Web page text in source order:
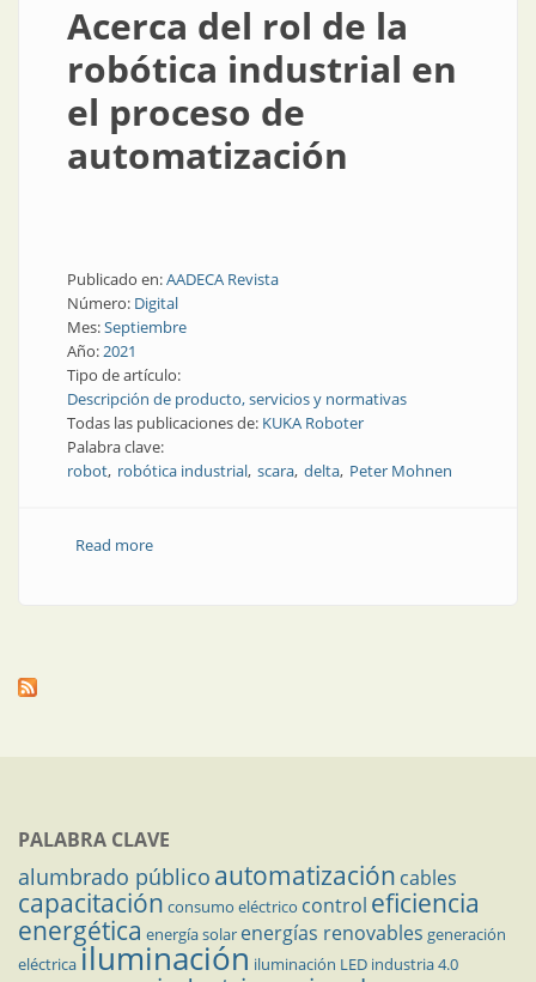
Acerca del rol de la
robótica industrial en
el proceso de
automatización
Publicado en:AADECA Revista
Número: Digital
Mes:Septiembre
Año:2021
Tipo de artículo:
Descripción de producto, servicios y normativas
Todas las publicaciones de: KUKA Roboter
Palabra clave:
robot robótica industrial scara delta Peter Mohnen
Read moreabout Acerca del rol de la robótica industrial en el
PALABRA CLAVE
alumbrado público automatización cables
capacitación consumo eléctrico control eficiencia
energética energía solar energías renovables generación
eléctricailuminación iluminación LED industria 4.0